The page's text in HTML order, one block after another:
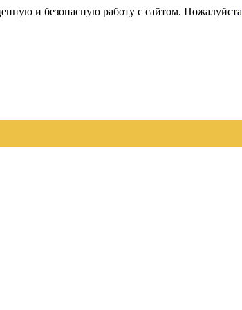
и безопасную работу с сайтом. Пожалуйста